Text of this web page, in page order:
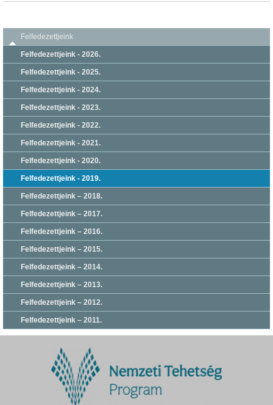
Felfedezettjeink
Felfedezettjeink - 2026.
Felfedezettjeink - 2025.
Felfedezettjeink - 2024.
Felfedezettjeink - 2023.
Felfedezettjeink - 2022.
Felfedezettjeink - 2021.
Felfedezettjeink - 2020.
Felfedezettjeink - 2019.
Felfedezettjeink – 2018.
Felfedezettjeink – 2017.
Felfedezettjeink – 2016.
Felfedezettjeink – 2015.
Felfedezettjeink – 2014.
Felfedezettjeink – 2013.
Felfedezettjeink – 2012.
Felfedezettjeink – 2011.